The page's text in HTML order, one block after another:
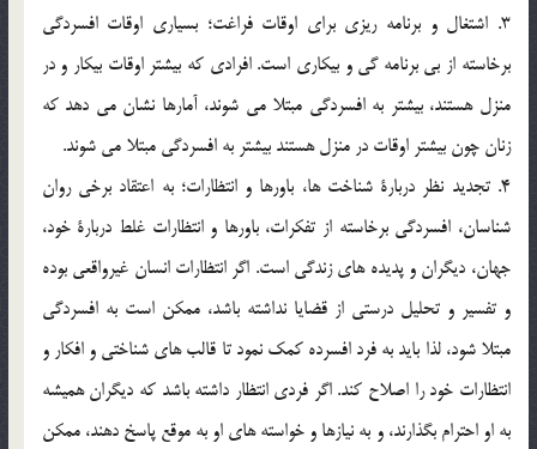
3. اشتغال و برنامه ريزي براي اوقات فراغت؛ بسياري اوقات افسردگي
برخاسته از بي برنامه گي و بيكاري است. افرادي كه بيشتر اوقات بيكار و در
منزل هستند، بيشتر به افسردگي مبتلا مي شوند، آمارها نشان مي دهد كه
زنان چون بيشتر اوقات در منزل هستند بيشتر به افسردگي مبتلا مي شوند.
4. تجديد نظر دربارة شناخت ها، باورها و انتظارات؛ به اعتقاد برخي روان
شناسان، افسردگي برخاسته از تفكرات، باورها و انتظارات غلط دربارة خود،
جهان، ديگران و پديده هاي زندگي است. اگر انتظارات انسان غيرواقعي بوده
و تفسير و تحليل درستي از قضايا نداشته باشد، ممكن است به افسردگي
مبتلا شود، لذا بايد به فرد افسرده كمك نمود تا قالب هاي شناختي و افكار و
انتظارات خود را اصلاح كند. اگر فردي انتظار داشته باشد كه ديگران هميشه
به او احترام بگذارند، و به نيازها و خواسته هاي او به موقع پاسخ دهند، ممكن